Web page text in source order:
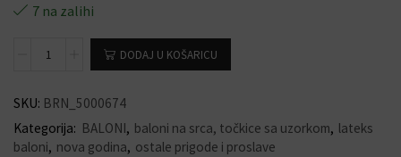
7 na zalihi
DODAJ U KOŠARICU
SKU: BRN_5000674
Kategorija: BALONI, baloni na srca, točkice sa uzorkom, lateks
baloni, nova godina, ostale prigode i proslave